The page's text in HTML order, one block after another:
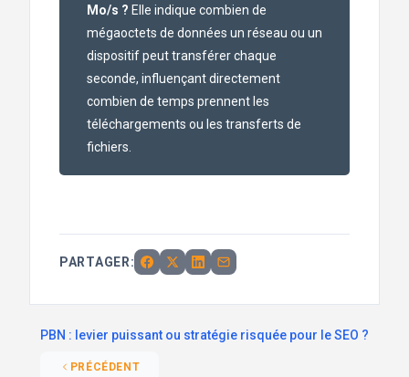
Mo/s ? Elle indique combien de
mégaoctets de données un réseau ou un
dispositif peut transférer chaque
seconde, influençant directement
combien de temps prennent les
téléchargements ou les transferts de
fichiers.
PARTAGER:
PBN : levier puissant ou stratégie risquée pour le SEO ?
PRÉCÉDENT